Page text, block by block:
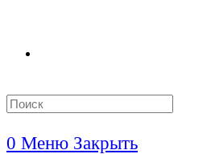
Search
this
0 Меню Закрыть